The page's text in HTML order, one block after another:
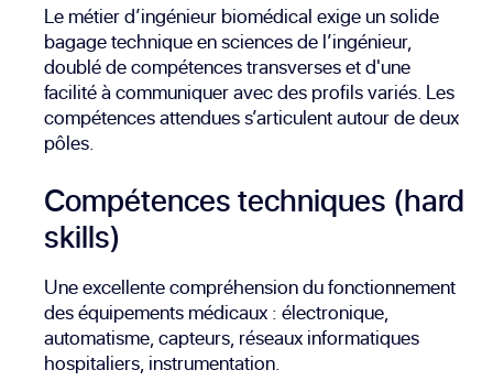
Le métier d’ingénieur biomédical exige un solide
bagage technique en sciences de l’ingénieur,
doublé de compétences transverses et d'une
facilité à communiquer avec des profils variés. Les
compétences attendues s’articulent autour de deux
pôles.
Compétences techniques (hard
skills)
Une excellente compréhension du fonctionnement
des équipements médicaux : électronique,
automatisme, capteurs, réseaux informatiques
hospitaliers, instrumentation.